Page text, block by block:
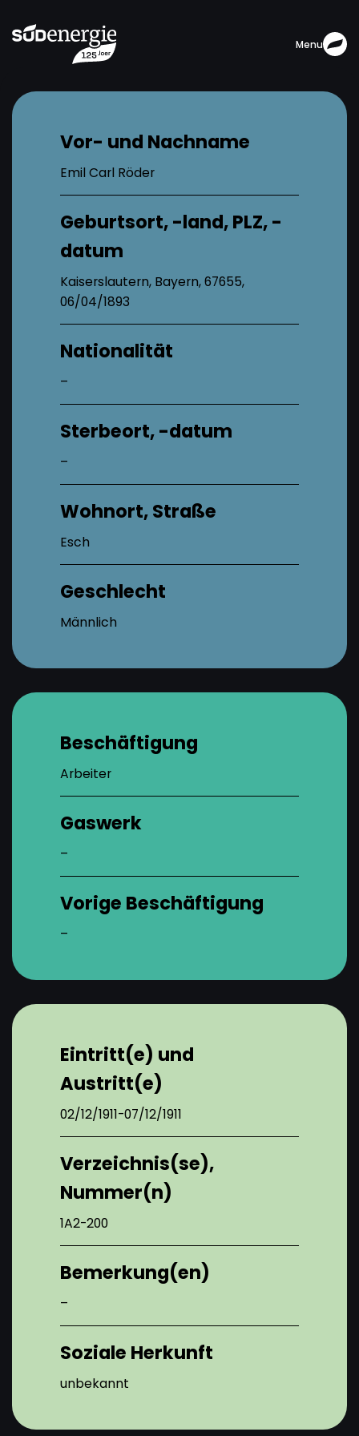
Menu
Vor- und Nachname
Emil Carl Röder
Geburtsort, -land, PLZ, -
datum
Kaiserslautern, Bayern, 67655,
06/04/1893
Nationalität
–
Sterbeort, -datum
–
Wohnort, Straße
Esch
Geschlecht
Männlich
Beschäftigung
Arbeiter
Gaswerk
–
Vorige Beschäftigung
–
Eintritt(e) und
Austritt(e)
02/12/1911-07/12/1911
Verzeichnis(se),
Nummer(n)
1A2-200
Bemerkung(en)
–
Soziale Herkunft
unbekannt